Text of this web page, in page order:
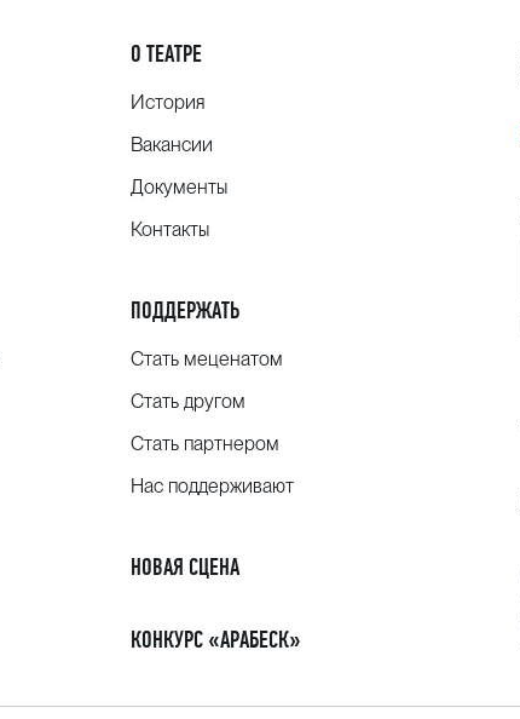
О ТЕАТРЕ
История
Вакансии
Документы
Контакты
ПОДДЕРЖАТЬ
Стать меценатом
Стать другом
Стать партнером
Нас поддерживают
НОВАЯ СЦЕНА
КОНКУРС «АРАБЕСК»